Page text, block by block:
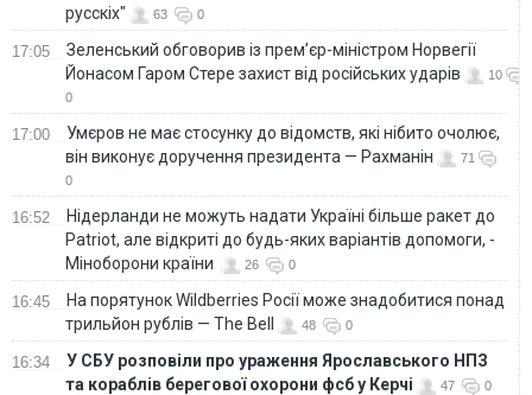
русскіх"
63 0
17:05
Зеленський обговорив із прем’єр-міністром Норвегії
Йонасом Гаром Стере захист від російських ударів
10
0
17:00
Умєров не має стосунку до відомств, які нібито очолює,
він виконує доручення президента — Рахманін
71
0
16:52
Нідерланди не можуть надати Україні більше ракет до
Patriot, але відкриті до будь-яких варіантів допомоги, -
Міноборони країни
26 0
16:45
На порятунок Wildberries Росії може знадобитися понад
трильйон рублів — The Bell
48 0
16:34
У СБУ розповіли про ураження Ярославського НПЗ
та кораблів берегової охорони фсб у Керчі
47 0